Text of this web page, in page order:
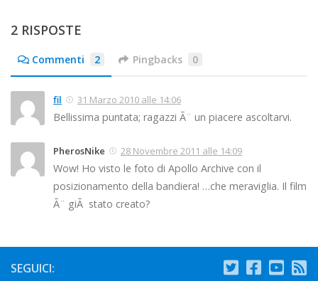
2 RISPOSTE
Commenti 2 Pingbacks 0
fil 31 Marzo 2010 alle 14:06
Bellissima puntata; ragazzi Ã¨ un piacere ascoltarvi.
PherosNike 28 Novembre 2011 alle 14:09
Wow! Ho visto le foto di Apollo Archive con il
posizionamento della bandiera! …che meraviglia. Il film
Ã¨ giÃ stato creato?
SEGUICI: